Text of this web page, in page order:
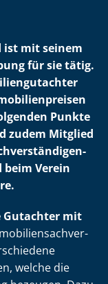
ist mit seinem
für sie tätig.
Punkte
zudem Mitglied
Verein
Gutachter mit
welche die